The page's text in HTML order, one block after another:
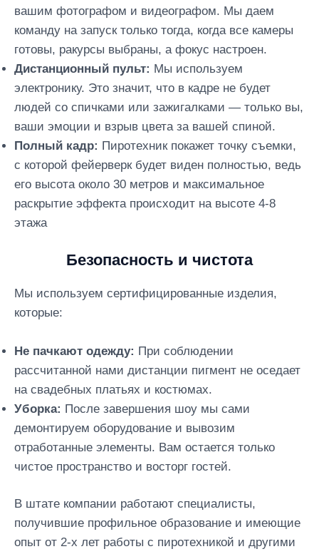
вашим фотографом и видеографом. Мы даем
команду на запуск только тогда, когда все камеры
готовы, ракурсы выбраны, а фокус настроен.
Дистанционный пульт: Мы используем
электронику. Это значит, что в кадре не будет
людей со спичками или зажигалками — только вы,
ваши эмоции и взрыв цвета за вашей спиной.
Полный кадр: Пиротехник покажет точку съемки,
с которой фейерверк будет виден полностью, ведь
его высота около 30 метров и максимальное
раскрытие эффекта происходит на высоте 4-8
этажа
Безопасность и чистота
Мы используем сертифицированные изделия,
которые:
Не пачкают одежду: При соблюдении
рассчитанной нами дистанции пигмент не оседает
на свадебных платьях и костюмах.
Уборка: После завершения шоу мы сами
демонтируем оборудование и вывозим
отработанные элементы. Вам остается только
чистое пространство и восторг гостей.
В штате компании работают специалисты,
получившие профильное образование и имеющие
опыт от 2-х лет работы с пиротехникой и другими